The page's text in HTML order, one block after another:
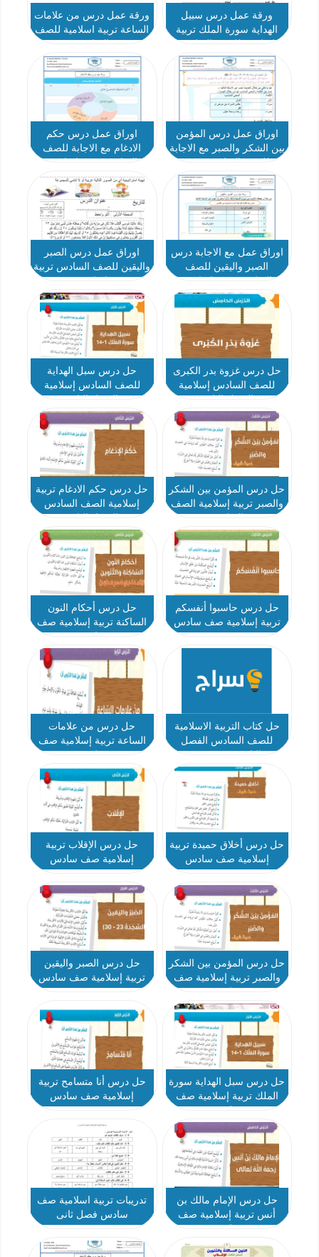
ورقة عمل درس سبيل
الهداية سورة الملك تربية
ورقة عمل درس من علامات
الساعة تربية اسلامية للصف
اوراق عمل درس المؤمن
بين الشكر والصبر مع الاجابة
اسلامية
اوراق عمل درس حكم
الادغام مع الاجابة للصف
اوراق عمل مع الاجابة درس
الصبر واليقين للصف
اوراق عمل درس الصبر
واليقين للصف السادس تربية
حل درس غزوة بدر الكبرى
للصف السادس إسلامية
حل درس سبل الهداية
للصف السادس إسلامية
حل درس المؤمن بين الشكر
والصبر تربية إسلامية الصف
حل درس حكم الادغام تربية
إسلامية الصف السادس
حل درس حاسبوا أنفسكم
تربية إسلامية صف سادس
حل درس أحكام النون
الساكنة تربية إسلامية صف
حل كتاب التربية الاسلامية
للصف السادس الفصل
حل درس من علامات
الساعة تربية إسلامية صف
حل درس أخلاق حميدة تربية
إسلامية صف سادس
حل درس الإقلاب تربية
إسلامية صف سادس
حل درس المؤمن بين الشكر
والصبر تربية إسلامية صف
حل درس الصبر واليقين
تربية إسلامية صف سادس
حل درس سبل الهداية سورة
الملك تربية إسلامية صف
حل درس أنا متسامح تربية
إسلامية صف سادس
حل درس الإمام مالك بن
أنس تربية إسلامية صف
تدريبات تربية اسلامية صف
سادس فصل ثانى